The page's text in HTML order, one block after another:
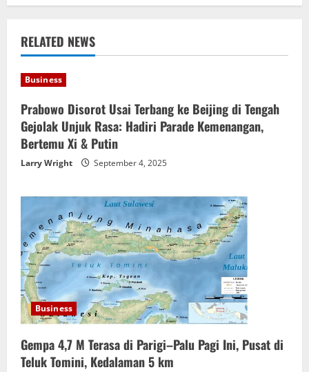
a
v
i
g
a
t
n
RELATED NEWS
Business
Prabowo Disorot Usai Terbang ke Beijing di Tengah
Gejolak Unjuk Rasa: Hadiri Parade Kemenangan,
Bertemu Xi & Putin
Larry Wright September 4, 2025
Business
Gempa 4,7 M Terasa di Parigi–Palu Pagi Ini, Pusat di
Teluk Tomini, Kedalaman 5 km